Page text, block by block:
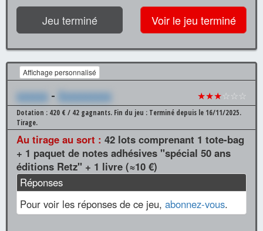
Jeu terminé Voir le jeu terminé
Affichage personnalisé
xxxxxx - Xxxxxxxxxx ★★★☆☆☆
Dotation : 420 € / 42 gagnants. Fin du jeu : Terminé depuis le 16/11/2025.
Tirage.
Au tirage au sort : 42 lots comprenant 1 tote-bag
+ 1 paquet de notes adhésives "spécial 50 ans
éditions Retz" + 1 livre (≈10 €)
Réponses
Pour voir les réponses de ce jeu, abonnez-vous.